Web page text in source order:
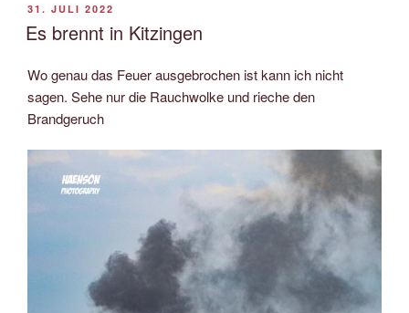
VERÖFFENTLICHT
AM
31. JULI 2022
Es brennt in Kitzingen
Wo genau das Feuer ausgebrochen ist kann ich nicht
sagen. Sehe nur die Rauchwolke und rieche den
Brandgeruch